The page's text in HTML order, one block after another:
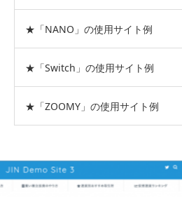
★「NANO」の使用サイト例
★「Switch」の使用サイト例
★「ZOOMY」の使用サイト例